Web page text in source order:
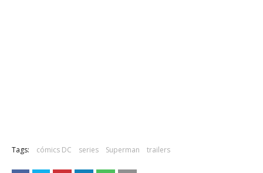
Tags: cómics DC series Superman trailers